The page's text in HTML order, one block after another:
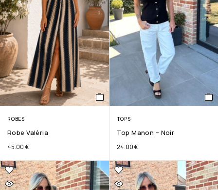
ROBES
Robe Valéria
45.00 €
TOPS
Top Manon – Noir
24.00€